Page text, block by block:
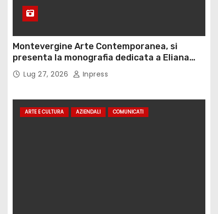
Montevergine Arte Contemporanea, si
presenta la monografia dedicata a Eliana
Adorno
Lug 27, 2026 Inpress
ARTE E CULTURA AZIENDALI COMUNICATI